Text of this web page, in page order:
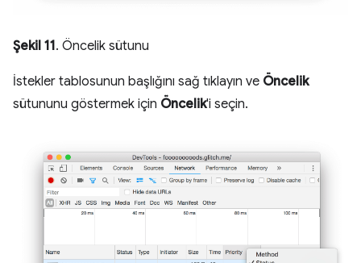
Şekil 11. Öncelik sütunu
İstekler tablosunun başlığını sağ tıklayın ve Öncelik
sütununu göstermek için Öncelik'i seçin.